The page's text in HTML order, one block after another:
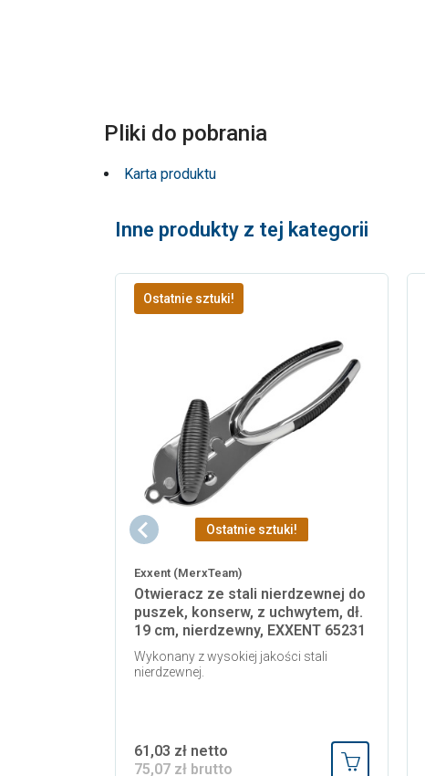
Pliki do pobrania
Karta produktu
Inne produkty z tej kategorii
Ostatnie sztuki!
Ostatnie sztuki!
Exxent (MerxTeam)
Otwieracz ze stali nierdzewnej do
puszek, konserw, z uchwytem, dł.
19 cm, nierdzewny, EXXENT 65231
Wykonany z wysokiej jakości stali
nierdzewnej.
61,03 zł netto
75,07 zł brutto